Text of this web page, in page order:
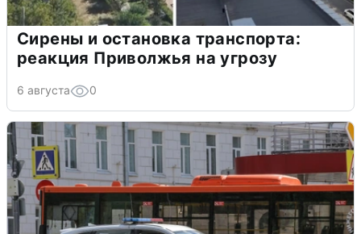
Сирены и остановка транспорта:
реакция Приволжья на угрозу
6 августа 0